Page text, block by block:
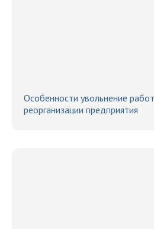
Особенности увольнение
реорганизации предприятия